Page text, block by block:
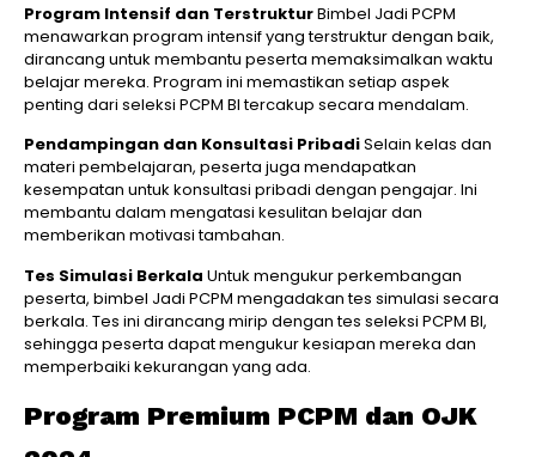
Program Intensif dan TerstrukturBimbel Jadi PCPM
menawarkan program intensif yang terstruktur dengan baik,
dirancang untuk membantu peserta memaksimalkan waktu
belajar mereka. Program ini memastikan setiap aspek
penting dari seleksi PCPM BI tercakup secara mendalam.
Pendampingan dan Konsultasi PribadiSelain kelas dan
materi pembelajaran, peserta juga mendapatkan
kesempatan untuk konsultasi pribadi dengan pengajar. Ini
membantu dalam mengatasi kesulitan belajar dan
memberikan motivasi tambahan.
Tes Simulasi Berkala Untuk mengukur perkembangan
peserta, bimbel Jadi PCPM mengadakan tes simulasi secara
berkala. Tes ini dirancang mirip dengan tes seleksi PCPM BI,
sehingga peserta dapat mengukur kesiapan mereka dan
memperbaiki kekurangan yang ada.
Program Premium PCPM dan OJK